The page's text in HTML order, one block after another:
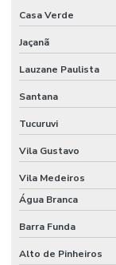
Dispensador para
Dispensador
Dispensador de
Dispensador de
Distribuidor wheaton
Eletrodo de ph
Eletrodo de ph
Casa Verde
Jaçanã
Lauzane Paulista
Santana
Tucuruvi
Vila Gustavo
Vila Medeiros
Água Branca
Barra Funda
Alto de Pinheiros